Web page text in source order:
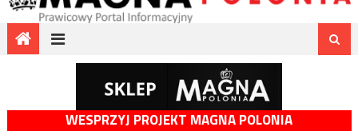
WESPRZYJ PROJEKT MAGNA POLONIA